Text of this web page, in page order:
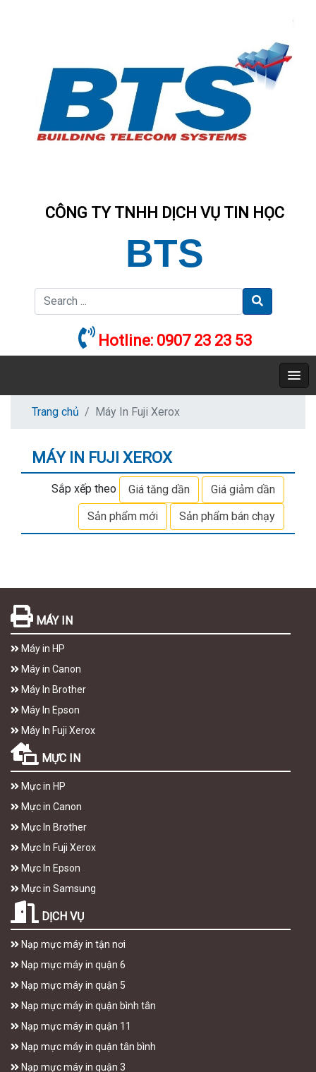
CÔNG TY TNHH DỊCH VỤ TIN HỌC
BTS
Hotline: 0907 23 23 53
Trang chủ Máy In Fuji Xerox
MÁY IN FUJI XEROX
Sắp xếp theo Giá tăng dần
Giá giảm dần
Sản phẩm mới
Sản phẩm bán chạy
MÁY IN
Máy in HP
Máy in Canon
Máy In Brother
Máy In Epson
Máy In Fuji Xerox
MỰC IN
Mực in HP
Mực in Canon
Mực In Brother
Mực In Fuji Xerox
Mực In Epson
Mực in Samsung
DỊCH VỤ
Nạp mực máy in tận nơi
Nạp mực máy in quận 6
Nạp mực máy in quận 5
Nạp mực máy in quận bình tân
Nạp mực máy in quận 11
Nạp mực máy in quận tân bình
Nạp mực máy in quận 3